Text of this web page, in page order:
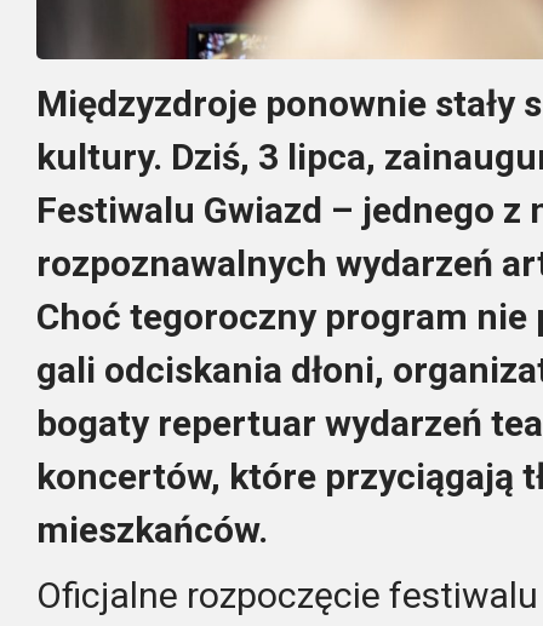
Międzyzdroje ponownie stały
kultury. Dziś, 3 lipca,
Festiwalu Gwiazd – jednego z
rozpoznawalnych wydarzeń
Choć tegoroczny program
gali odciskania dłoni,
bogaty repertuar wydarzeń
koncertów, które przyciągają
mieszkańców.
Oficjalne rozpoczęcie